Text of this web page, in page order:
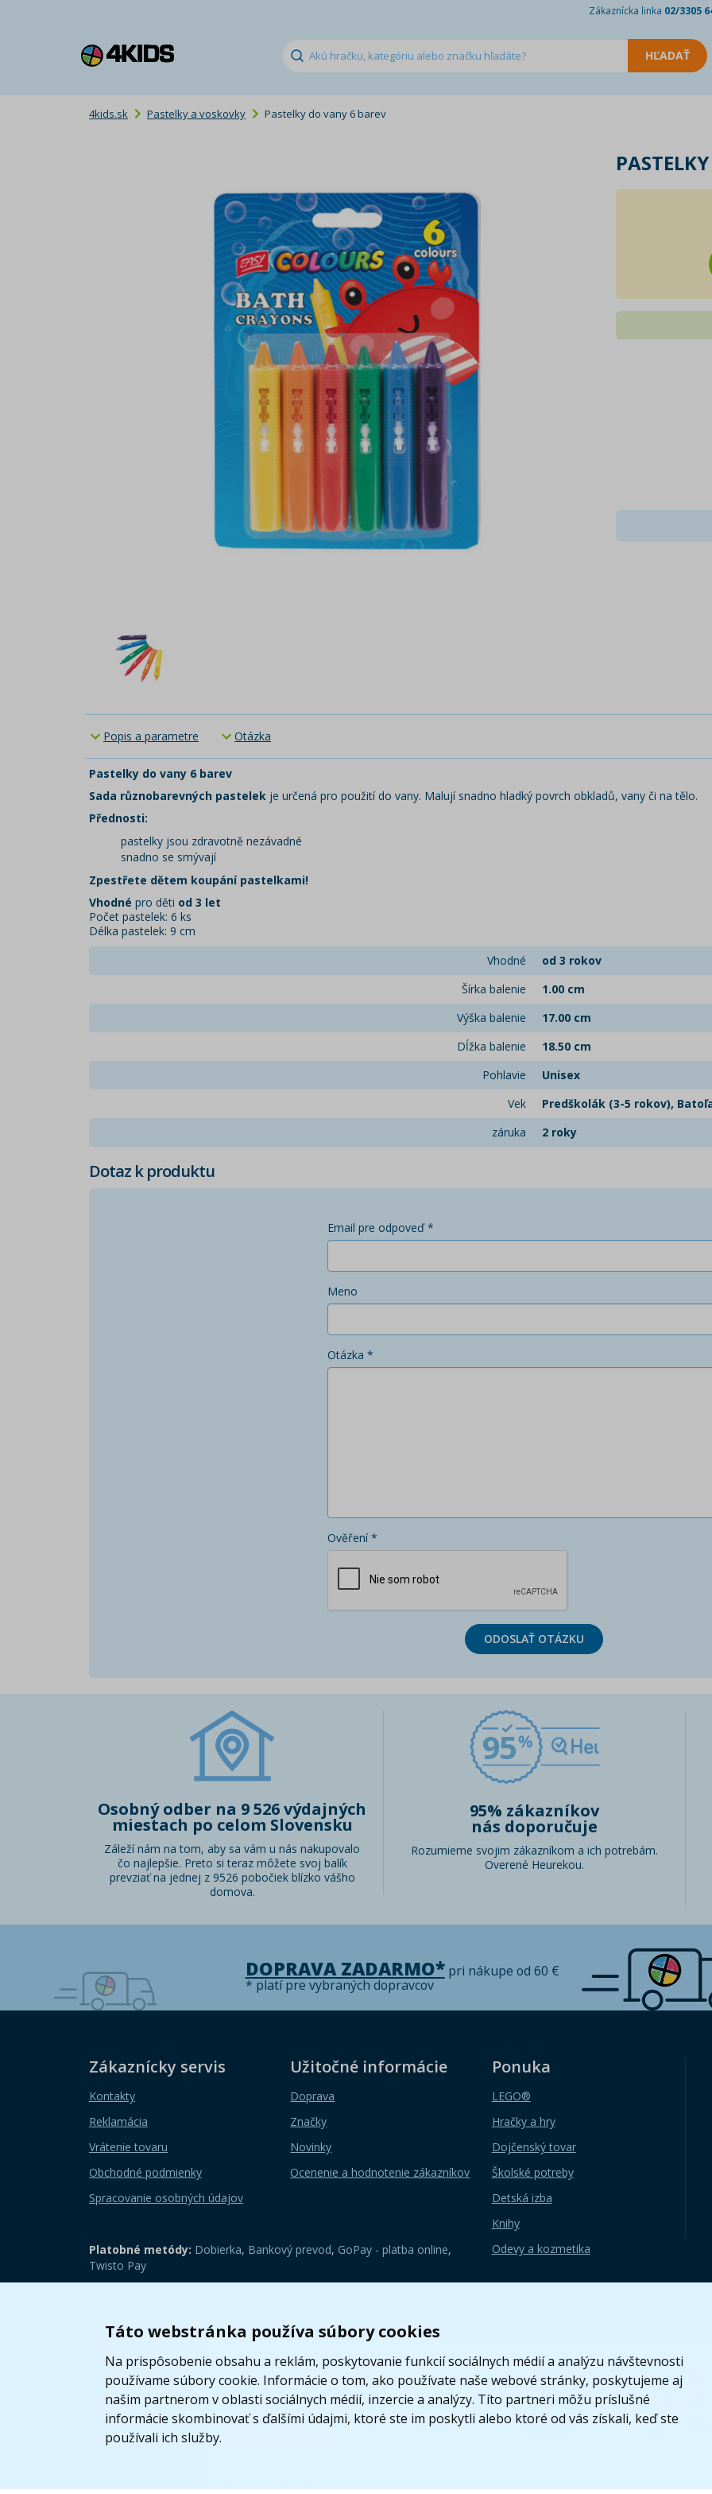
Táto webstránka používa súbory cookies
Na prispôsobenie obsahu a reklám, poskytovanie funkcií sociálnych médií a analýzu návštevnosti
používame súbory cookie. Informácie o tom, ako používate naše webové stránky, poskytujeme aj
našim partnerom v oblasti sociálnych médií, inzercie a analýzy. Títo partneri môžu príslušné
informácie skombinovať s ďalšími údajmi, ktoré ste im poskytli alebo ktoré od vás získali, keď ste
používali ich služby.
Zákaznícka linka 02/3305
4kids.sk Pastelky a voskovky Pastelky do vany 6 barev
Popis a parametre Otázka
Pastelky do vany 6 barev
Sada různobarevných pastelek je určená pro použití do vany. Malují snadno hladký povrch obkladů, vany či na tělo.
Přednosti:
pastelky jsou zdravotně nezávadné
snadno se smývají
Zpestřete dětem koupání pastelkami!
Vhodné pro děti od 3 let
Počet pastelek: 6 ks
Délka pastelek: 9 cm
Vhodné
od 3 rokov
Šírka balenie
1.00 cm
Výška balenie
17.00 cm
Dĺžka balenie
18.50 cm
Pohlavie
Unisex
Vek
Predškolák (3-5 rokov),
záruka
2 roky
Dotaz k produktu
Email pre odpoveď *
Meno
Otázka *
Ověření *
ODOSLAŤ OTÁZKU
Osobný odber na 9 526 výdajných
miestach po celom Slovensku
Záleží nám na tom, aby sa vám u nás nakupovalo
čo najlepšie. Preto si teraz môžete svoj balík
prevziať na jednej z 9526 pobočiek blízko vášho
domova.
95
95% zákazníkov
nás doporučuje
Rozumieme svojim zákazníkom a ich potrebám.
Overené Heurekou.
DOPRAVA ZADARMO*pri nákupe od 60 €
* platí pre vybraných dopravcov
Zákaznícky servis
Kontakty
Reklamácia
Vrátenie tovaru
Obchodné podmienky
Spracovanie osobných údajov
Užitočné informácie
Doprava
Značky
Novinky
Ocenenie a hodnotenie zákazníkov
Ponuka
LEGO®
Hračky a hry
Dojčenský tovar
Školské potreby
Detská izba
Knihy
Odevy a kozmetika
Platobné metódy: Dobierka, Bankový prevod, GoPay - platba online,
Twisto Pay